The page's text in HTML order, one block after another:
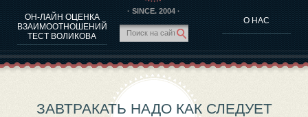
ОН-ЛАЙН ОЦЕНКА
ВЗАИМООТНОШЕНИЙ
ТЕСТ ВОЛИКОВА
· SINCE. 2004 ·
О НАС
О ПРОГРАММЕ
ТЕСТ НА СОВМЕСТИМОСТЬ ВОЛИКОВА
ПРОГНОЗЫ И АНАЛИТИКА
ЗАВТРАКАТЬ НАДО КАК СЛЕДУЕТ